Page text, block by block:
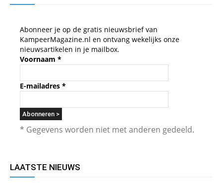
Abonneer je op de gratis nieuwsbrief van
KampeerMagazine.nl en ontvang wekelijks onze
nieuwsartikelen in je mailbox.
Voornaam *
E-mailadres *
* Gegevens worden niet met anderen gedeeld.
LAATSTE NIEUWS